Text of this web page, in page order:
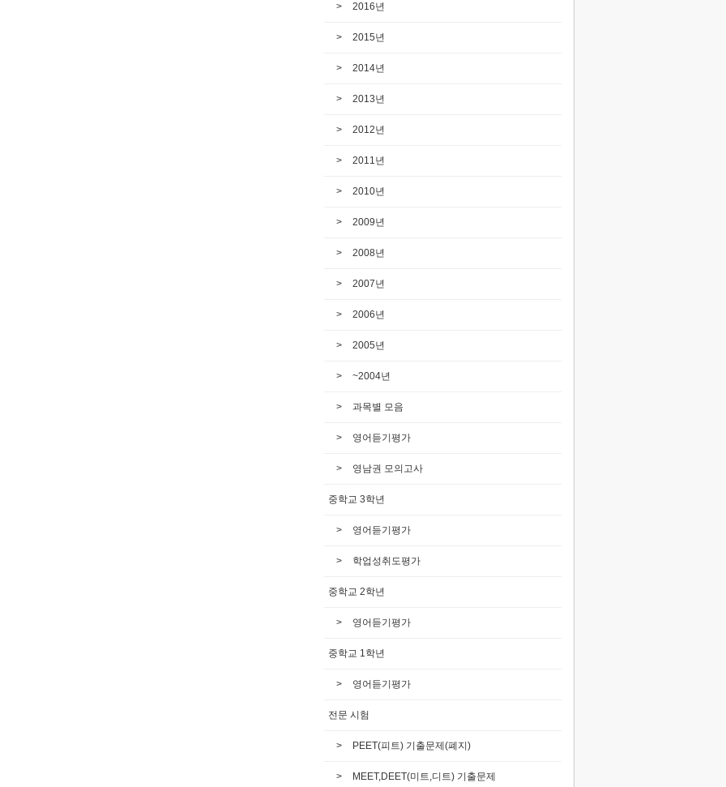
2016년
2015년
2014년
2013년
2012년
2011년
2010년
2009년
2008년
2007년
2006년
2005년
~2004년
과목별 모음
영어듣기평가
영남권 모의고사
중학교 3학년
영어듣기평가
학업성취도평가
중학교 2학년
영어듣기평가
중학교 1학년
영어듣기평가
전문 시험
PEET(피트) 기출문제(폐지)
MEET,DEET(미트,디트) 기출문제